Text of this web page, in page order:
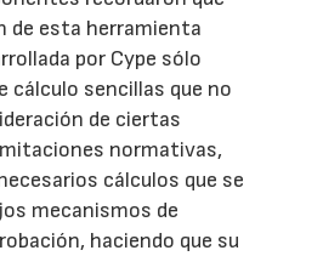
de esta herramienta
por Cype sólo
cálculo sencillas que no
de ciertas
normativas,
cálculos que se
mecanismos de
haciendo que su